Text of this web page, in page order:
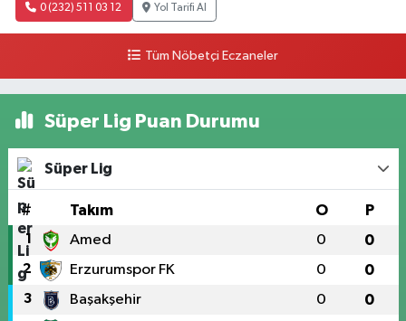
0 (232) 511 03 12 Yol Tarifi Al
Tüm Nöbetçi Eczaneler
Süper Lig Puan Durumu
Süper Lig
# Takım O P
1 Amed 0 0
2 Erzurumspor FK 0 0
3 Başakşehir 0 0